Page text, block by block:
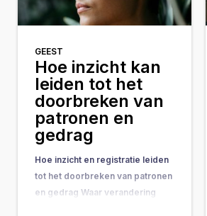
GEEST
Hoe inzicht kan
leiden tot het
doorbreken van
patronen en
gedrag
Hoe inzicht en registratie leiden
tot het doorbreken van patronen
en gedrag Waar verandering